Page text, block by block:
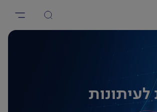
לעיתונות